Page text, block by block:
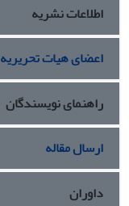
اطلاعات نشریه
اعضای هیات تحریریه
راهنمای نویسندگان
ارسال مقاله
داوران